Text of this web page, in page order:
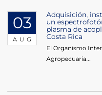
03
AUG
Adquisición,
un
plasma de
Costa Rica
El Organismo
Agropecuaria...